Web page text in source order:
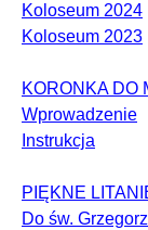
Koloseum 2024
Koloseum 2023
KORONKA DO
Wprowadzenie
Instrukcja
PIĘKNE
Do św.